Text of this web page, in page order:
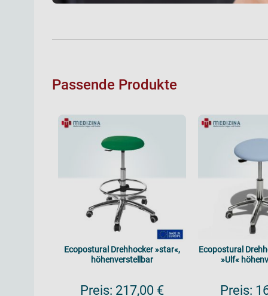
Passende Produkte
Ecopostural Drehhocker »star«,
höhenverstellbar
Preis: 217,00 €
Ecopostural
»Ulf«
Preis: